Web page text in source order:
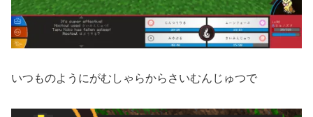
いつものようにがむしゃらからさいむんじゅつで